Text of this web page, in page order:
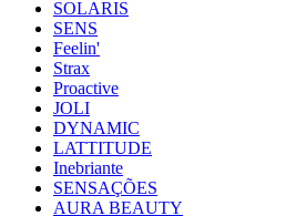
SOLARIS
SENS
Feelin'
Strax
Proactive
JOLI
DYNAMIC
LATTITUDE
Inebriante
SENSAÇÕES
AURA BEAUTY